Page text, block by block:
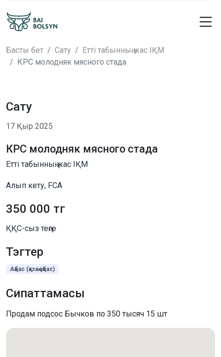
Басты бет Сату
Етті табынның жас ІҚМ
КРС молодняк мясного стада
Сату
17 Қыр 2025
КРС молодняк мясного стада
Етті табынның жас ІҚМ
Алып кету, FCA
350 000 тг
ҚҚС-сыз теңге
Тэгтер
Ақбас (қазақ ақбас)
Сипаттамасы
Продам подсос Бычков по 350 тысяч 15 шт